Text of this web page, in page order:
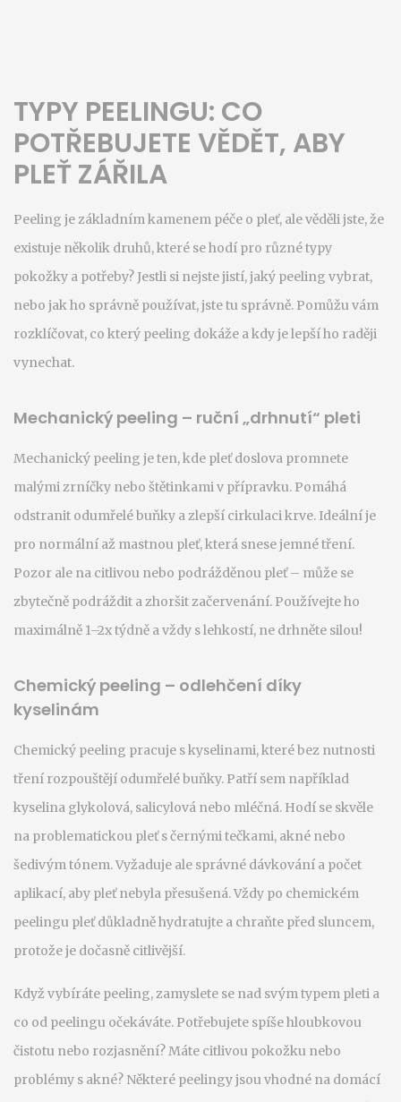
TYPY PEELINGU: CO
POTŘEBUJETE VĚDĚT, ABY
PLEŤ ZÁŘILA
Peeling je základním kamenem péče o pleť, ale věděli jste, že
existuje několik druhů, které se hodí pro různé typy
pokožky a potřeby? Jestli si nejste jistí, jaký peeling vybrat,
nebo jak ho správně používat, jste tu správně. Pomůžu vám
rozklíčovat, co který peeling dokáže a kdy je lepší ho raději
vynechat.
Mechanický peeling – ruční „drhnutí“ pleti
Mechanický peeling je ten, kde pleť doslova promnete
malými zrníčky nebo štětinkami v přípravku. Pomáhá
odstranit odumřelé buňky a zlepší cirkulaci krve. Ideální je
pro normální až mastnou pleť, která snese jemné tření.
Pozor ale na citlivou nebo podrážděnou pleť – může se
zbytečně podráždit a zhoršit začervenání. Používejte ho
maximálně 1–2x týdně a vždy s lehkostí, ne drhněte silou!
Chemický peeling – odlehčení díky
kyselinám
Chemický peeling pracuje s kyselinami, které bez nutnosti
tření rozpouštějí odumřelé buňky. Patří sem například
kyselina glykolová, salicylová nebo mléčná. Hodí se skvěle
na problematickou pleť s černými tečkami, akné nebo
šedivým tónem. Vyžaduje ale správné dávkování a počet
aplikací, aby pleť nebyla přesušená. Vždy po chemickém
peelingu pleť důkladně hydratujte a chraňte před sluncem,
protože je dočasně citlivější.
Když vybíráte peeling, zamyslete se nad svým typem pleti a
co od peelingu očekáváte. Potřebujete spíše hloubkovou
čistotu nebo rozjasnění? Máte citlivou pokožku nebo
problémy s akné? Některé peelingy jsou vhodné na domácí